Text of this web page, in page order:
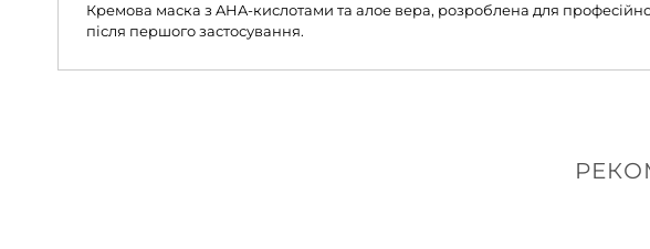
Кремова маска з AHA-кислотами та алое вера, розроблена для
після першого застосування.